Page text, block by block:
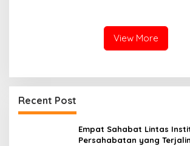
View More
Recent Post
Empat Sahabat Lintas
Persahabatan yang